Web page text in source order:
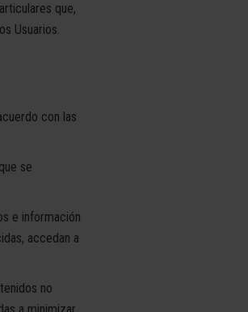
que,
Usuarios.
con las
se
e información
accedan a
no